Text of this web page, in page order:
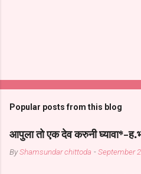
Popular posts from this blog
आपुला तो एक देव करुनी घ्यावा*-
ByShamsundar chittoda -September